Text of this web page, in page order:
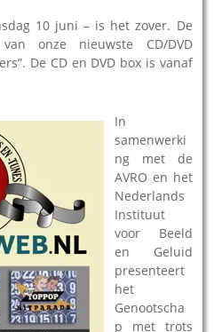
10 juni – is het zover. De
onze nieuwste CD/DVD
De CD en DVD box is vanaf
In
samenwerki
ng met de
AVRO en het
Nederlands
Instituut
voor Beeld
en Geluid
presenteert
het
Genootscha
p met trots